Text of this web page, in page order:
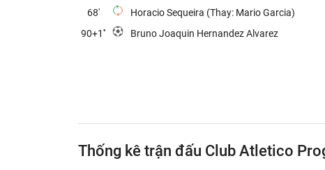
68'
Horacio Sequeira (Thay: Mario Garcia)
90+1''
Bruno Joaquin Hernandez Alvarez
Thống kê trận đấu Club Atletico